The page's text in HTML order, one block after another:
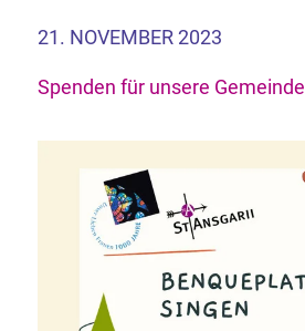
21. NOVEMBER 2023
Spenden für unsere Gemeinde